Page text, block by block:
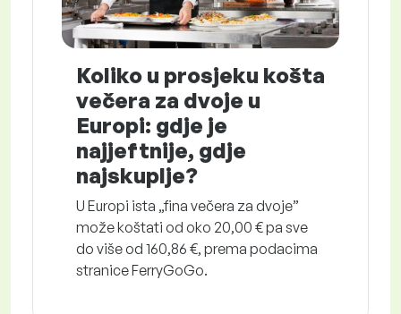
Koliko u prosjeku košta
večera za dvoje u
Europi: gdje je
najjeftnije, gdje
najskuplje?
U Europi ista „fina večera za dvoje”
može koštati od oko 20,00 € pa sve
do više od 160,86 €, prema podacima
stranice FerryGoGo.